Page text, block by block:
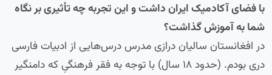
با فضای آکادمیک ایران داشت و این تجربه چه تأثیری بر نگاه
شما به آموزش گذاشت؟
در افغانستان سالیان درازی مدرس‌ درس‌هایی از ادبیات فارسی
دری بودم. (حدود ۱۸ سال) با توجه به فقر فرهنگیِ که دامنگیر